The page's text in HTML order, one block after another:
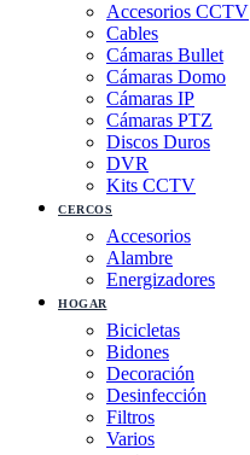
Accesorios CCTV
Cables
Cámaras Bullet
Cámaras Domo
Cámaras IP
Cámaras PTZ
Discos Duros
DVR
Kits CCTV
CERCOS
Accesorios
Alambre
Energizadores
HOGAR
Bicicletas
Bidones
Decoración
Desinfección
Filtros
Varios